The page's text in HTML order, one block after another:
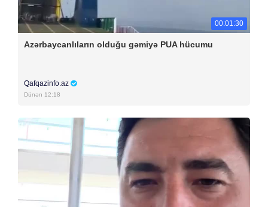
00:01:30
Azərbaycanlıların olduğu gəmiyə PUA hücumu
Qafqazinfo.az
Dünən 12:18